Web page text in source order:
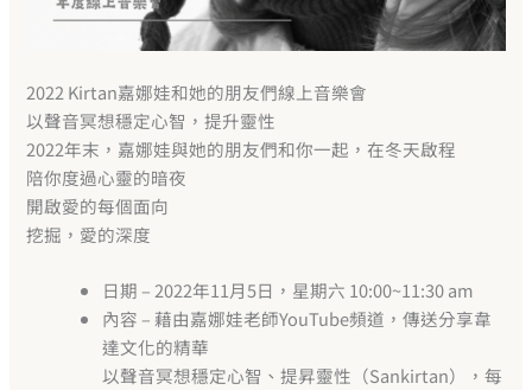
2022 Kirtan嘉娜娃和她的朋友們線上音樂會
以聲音冥想穩定心智，提升靈性
2022年末，嘉娜娃與她的朋友們和你一起，在冬天啟程
陪你度過心靈的暗夜
開啟愛的每個面向
挖掘，愛的深度
日期 – 2022年11月5日，星期六 10:00~11:30 am
內容 – 藉由嘉娜娃老師YouTube頻道，傳送分享韋
達文化的精華
以聲音冥想穩定心智、提昇靈性（Sankirtan），每